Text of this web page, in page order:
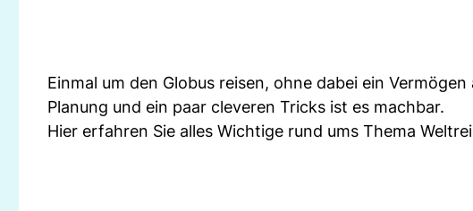
Einmal um den Globus reisen, ohne dabei ein
Planung und ein paar cleveren Tricks ist es machbar.
Hier erfahren Sie alles Wichtige rund ums Thema